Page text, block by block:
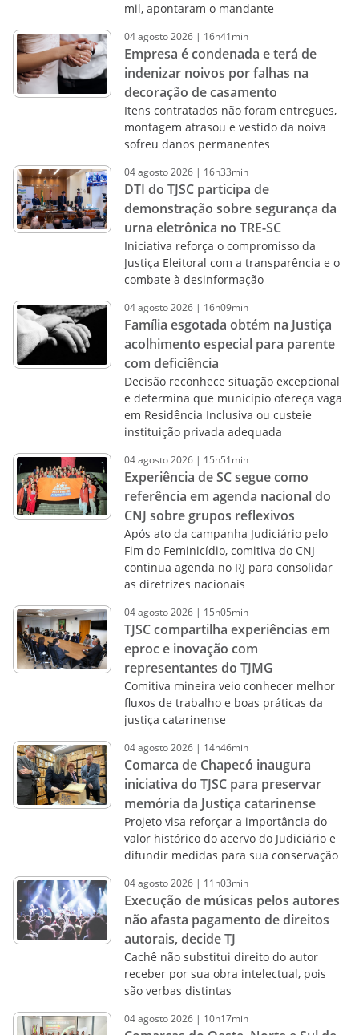
mil, apontaram o mandante
04agosto2026 | 16h41min
Empresa é condenada e terá de
indenizar noivos por falhas na
decoração de casamento
Itens contratados não foram entregues,
montagem atrasou e vestido da noiva
sofreu danos permanentes
04agosto2026 | 16h33min
DTI do TJSC participa de
demonstração sobre segurança da
urna eletrônica no TRE-SC
Iniciativa reforça o compromisso da
Justiça Eleitoral com a transparência e o
combate à desinformação
04agosto2026 | 16h09min
Família esgotada obtém na Justiça
acolhimento especial para parente
com deficiência
Decisão reconhece situação excepcional
e determina que município ofereça vaga
em Residência Inclusiva ou custeie
instituição privada adequada
04agosto2026 | 15h51min
Experiência de SC segue como
referência em agenda nacional do
CNJ sobre grupos reflexivos
Após ato da campanha Judiciário pelo
Fim do Feminicídio, comitiva do CNJ
continua agenda no RJ para consolidar
as diretrizes nacionais
04agosto2026 | 15h05min
TJSC compartilha experiências em
eproc e inovação com
representantes do TJMG
Comitiva mineira veio conhecer melhor
fluxos de trabalho e boas práticas da
justiça catarinense
04agosto2026 | 14h46min
Comarca de Chapecó inaugura
iniciativa do TJSC para preservar
memória da Justiça catarinense
Projeto visa reforçar a importância do
valor histórico do acervo do Judiciário e
difundir medidas para sua conservação
04agosto2026 | 11h03min
Execução de músicas pelos autores
não afasta pagamento de direitos
autorais, decide TJ
Cachê não substitui direito do autor
receber por sua obra intelectual, pois
são verbas distintas
04agosto2026 | 10h17min